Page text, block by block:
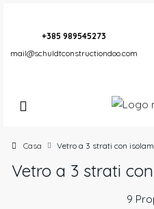
+385 989545273
mail@schuldtconstructiondoo.com
Casa Vetro a 3 strati con
Vetro a 3 strati
9